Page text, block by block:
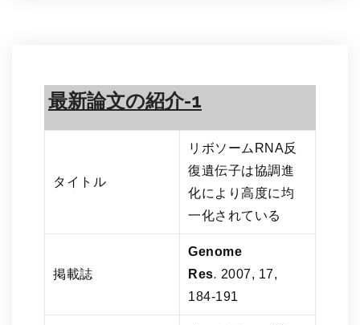
最新論文の紹介-1
タイトル
リボソームRNA反
復遺伝子は協調進
化により高度に均
一化されている
掲載誌
Genome
Res. 2007, 17,
184-191